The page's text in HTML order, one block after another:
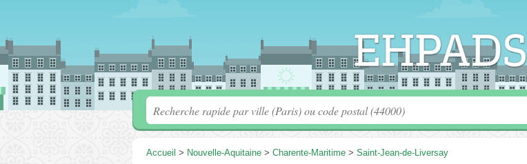
Accueil > Nouvelle-Aquitaine > Charente-Maritime > Saint-Jean-de-Liversay